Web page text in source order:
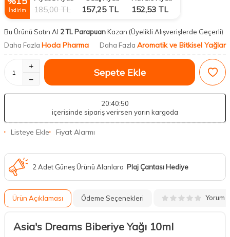
İndirim 185,00TL 157,25TL 152,53 TL
Bu Ürünü Satın Al 2 TL ParapuanKazan (Üyelikli Alışverişlerde Geçerli)
Daha Fazla Hoda Pharma Daha Fazla Aromatik ve Bitkisel Yağlar
Sepete Ekle
20:40:49
içerisinde sipariş verirsen yarın kargoda
Listeye Ekle Fiyat Alarmı
2 Adet Güneş Ürünü Alanlara Plaj Çantası Hediye
Ürün Açıklaması Ödeme Seçenekleri Yorum
Asia's Dreams Biberiye Yağı 10ml